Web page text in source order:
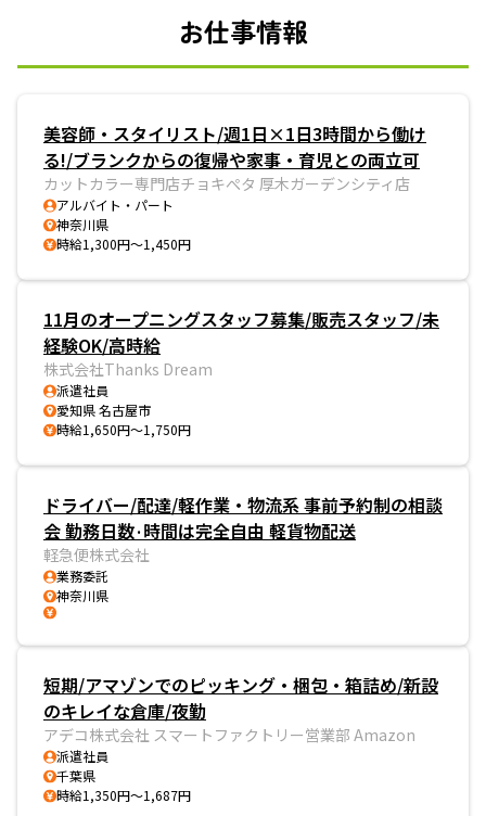
お仕事情報
美容師・スタイリスト/週1日×1日3時間から働け
る!/ブランクからの復帰や家事・育児との両立可
カットカラー専門店チョキぺタ 厚木ガーデンシティ店
アルバイト・パート
神奈川県
時給1,300円～1,450円
11月のオープニングスタッフ募集/販売スタッフ/未
経験OK/高時給
株式会社Thanks Dream
派遣社員
愛知県 名古屋市
時給1,650円～1,750円
ドライバー/配達/軽作業・物流系 事前予約制の相談
会 勤務日数·時間は完全自由 軽貨物配送
軽急便株式会社
業務委託
神奈川県
短期/アマゾンでのピッキング・梱包・箱詰め/新設
のキレイな倉庫/夜勤
アデコ株式会社 スマートファクトリー営業部 Amazon
派遣社員
千葉県
時給1,350円～1,687円